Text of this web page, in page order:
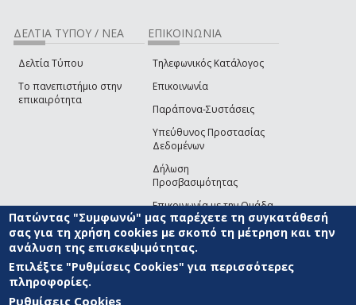
ΔΕΛΤΙΑ ΤΥΠΟΥ / ΝΕΑ
Δελτία Τύπου
Το πανεπιστήμιο στην
επικαιρότητα
ΕΠΙΚΟΙΝΩΝΙΑ
Τηλεφωνικός Κατάλογος
Επικοινωνία
Παράπονα-Συστάσεις
Υπεύθυνος Προστασίας
Δεδομένων
Δήλωση
Προσβασιμότητας
Επικοινωνία με την Ομάδα
Ανάπτυξης του site(link sends e-mail)
© ΠΑΝΕΠΙΣΤΗΜΙΟ ΑΙΓΑΙΟΥ ΟΡΟΙ ΧΡΗΣΗΣ
ΑΝΑΠΤΥΞΗΣ
Πατώντας "Συμφωνώ" μας παρέχετε τη συγκατάθεσή
σας για τη χρήση cookies με σκοπό τη μέτρηση και την
ανάλυση της επισκεψιμότητας.
Επιλέξτε "Ρυθμίσεις Cookies" για περισσότερες
πληροφορίες.
Ρυθμίσεις Cookies